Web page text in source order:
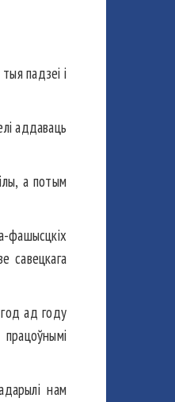
падзеі і
аддаваць
а потым
фашысцкіх
савецкага
год ад году
нам